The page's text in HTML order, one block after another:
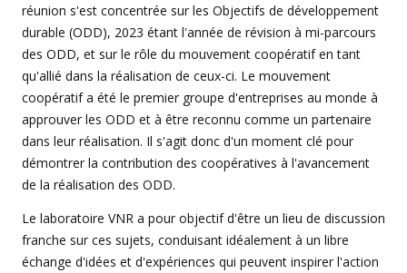
réunion s'est concentrée sur les Objectifs de développement
durable (ODD), 2023 étant l'année de révision à mi-parcours
des ODD, et sur le rôle du mouvement coopératif en tant
qu'allié dans la réalisation de ceux-ci. Le mouvement
coopératif a été le premier groupe d'entreprises au monde à
approuver les ODD et à être reconnu comme un partenaire
dans leur réalisation. Il s'agit donc d'un moment clé pour
démontrer la contribution des coopératives à l'avancement
de la réalisation des ODD.
Le laboratoire VNR a pour objectif d'être un lieu de discussion
franche sur ces sujets, conduisant idéalement à un libre
échange d'idées et d'expériences qui peuvent inspirer l'action